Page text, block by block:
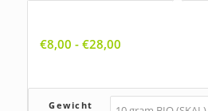
€8,00 - €28,00
€28,00
Gewicht